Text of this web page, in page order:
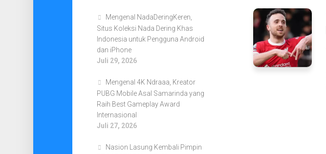
Mengenal NadaDeringKeren,
Situs Koleksi Nada Dering Khas
Indonesia untuk Pengguna Android
dan iPhone
Juli 29, 2026
Mengenal 4K Ndraaa, Kreator
PUBG Mobile Asal Samarinda yang
Raih Best Gameplay Award
Internasional
Juli 27, 2026
Nasion Lasung Kembali Pimpin